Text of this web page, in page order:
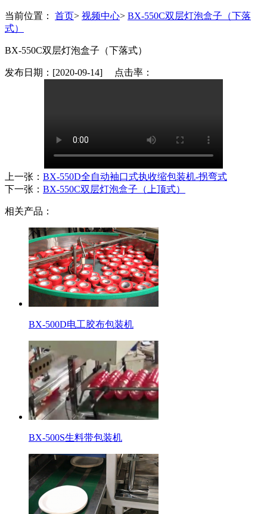
当前位置： 首页> 视频中心> BX-550C双层灯泡盒子（下落
式）
BX-550C双层灯泡盒子（下落式）
发布日期：[2020-09-14] 点击率：
上一张： BX-550D全自动袖口式执收缩包装机-拐弯式
下一张： BX-550C双层灯泡盒子（上顶式）
相关产品：
BX-500D电工胶布包装机
BX-500S生料带包装机